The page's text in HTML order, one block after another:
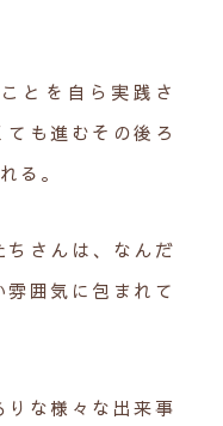
とを自ら実践さ
も進むその後ろ
る。
さんは、なんだ
囲気に包まれて
な様々な出来事